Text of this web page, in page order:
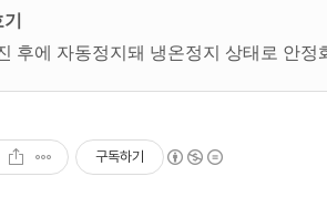
후에 자동정지돼 냉온정지 상태로 안정
구독하기